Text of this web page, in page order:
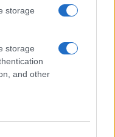
storage
storage
and other